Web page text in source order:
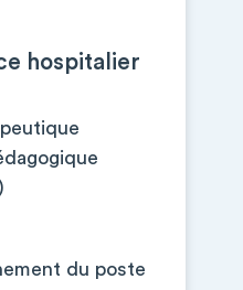
hospitalier
du poste